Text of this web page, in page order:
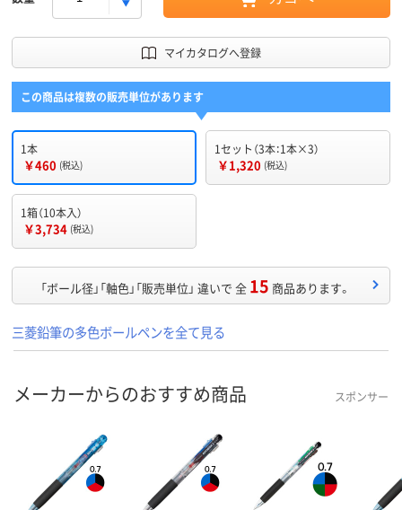
マイカタログへ登録
この商品は複数の販売単位があります
1本
￥460 (税込)
1セット（3本：1本×3）
￥1,320 (税込)
1箱（10本入）
￥3,734 (税込)
「ボール径」「軸色」「販売単位」 違いで 全 15 商品あります。
三菱鉛筆の多色ボールペンを全て見る
メーカーからのおすすめ商品 スポンサー